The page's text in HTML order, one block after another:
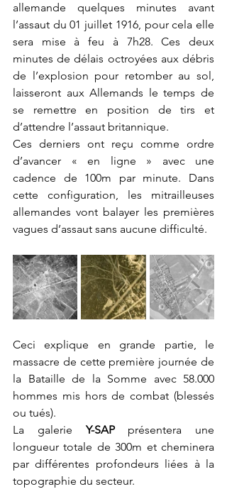
allemande quelques minutes avant
l’assaut du 01 juillet 1916, pour cela elle
sera mise à feu à 7h28. Ces deux
minutes de délais octroyées aux débris
de l’explosion pour retomber au sol,
laisseront aux Allemands le temps de
se remettre en position de tirs et
d’attendre l’assaut britannique.
Ces derniers ont reçu comme ordre
d’avancer « en ligne » avec une
cadence de 100m par minute. Dans
cette configuration, les mitrailleuses
allemandes vont balayer les premières
vagues d’assaut sans aucune difficulté.
Ceci explique en grande partie, le
massacre de cette première journée de
la Bataille de la Somme avec 58.000
hommes mis hors de combat (blessés
ou tués).
La galerie Y-SAP présentera une
longueur totale de 300m et cheminera
par différentes profondeurs liées à la
topographie du secteur.